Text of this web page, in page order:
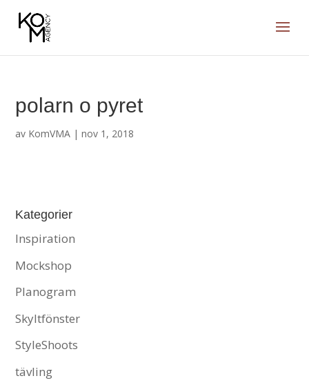
polarn o pyret
av KomVMA |nov 1, 2018
Kategorier
Inspiration
Mockshop
Planogram
Skyltfönster
StyleShoots
tävling